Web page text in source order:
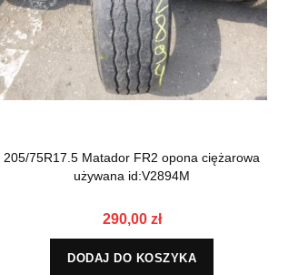
205/75R17.5 Matador FR2 opona ciężarowa
używana id:V2894M
290,00 zł
DODAJ DO KOSZYKA